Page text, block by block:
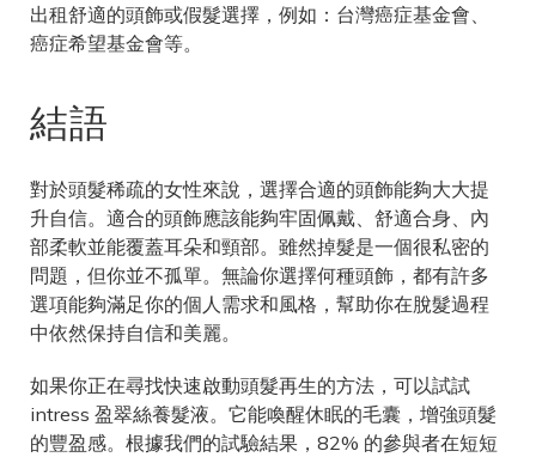
出租舒適的頭飾或假髮選擇，例如：台灣癌症基金會、
癌症希望基金會等。
結語
對於頭髮稀疏的女性來說，選擇合適的頭飾能夠大大提
升自信。適合的頭飾應該能夠牢固佩戴、舒適合身、內
部柔軟並能覆蓋耳朵和頸部。雖然掉髮是一個很私密的
問題，但你並不孤單。無論你選擇何種頭飾，都有許多
選項能夠滿足你的個人需求和風格，幫助你在脫髮過程
中依然保持自信和美麗。
如果你正在尋找快速啟動頭髮再生的方法，可以試試
intress 盈翠絲養髮液。它能喚醒休眠的毛囊，增強頭髮
的豐盈感。根據我們的試驗結果，82% 的參與者在短短